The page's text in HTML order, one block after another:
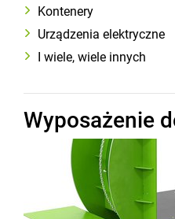
Kontenery
Urządzenia elektryczne
I wiele, wiele innych
Wyposażenie